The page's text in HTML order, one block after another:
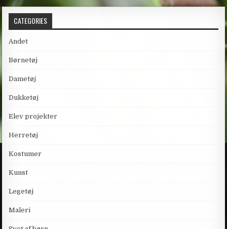
CATEGORIES
Andet
Børnetøj
Dametøj
Dukketøj
Elev projekter
Herretøj
Kostumer
Kunst
Legetøj
Maleri